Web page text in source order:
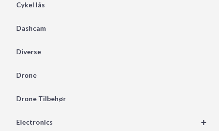
Cykel lås
Dashcam
Diverse
Drone
Drone Tilbehør
+
Electronics